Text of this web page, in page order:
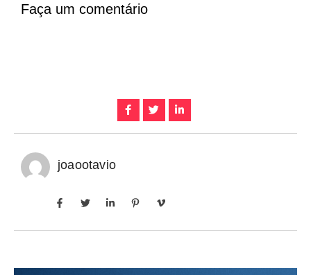
Faça um comentário
joaootavio